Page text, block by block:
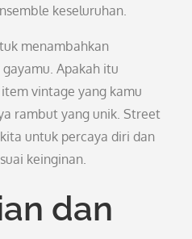
keseluruhan.
menambahkan
Apakah itu
vintage yang kamu
rambut yang unik. Street
untuk percaya diri dan
keinginan.
dan